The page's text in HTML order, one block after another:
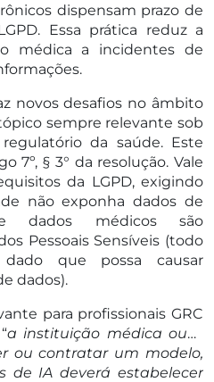
dispensam prazo de
Essa prática reduz a
médica a incidentes de
novos desafios no âmbito
sempre relevante sob
da saúde. Este
7º, § 3° da resolução. Vale
da LGPD, exigindo
não exponha dados de
dados médicos são
Pessoais Sensíveis (todo
que possa causar
dados).
para profissionais GRC
a instituição médica ou o
ou contratar um modelo,
de IA deverá estabelecer